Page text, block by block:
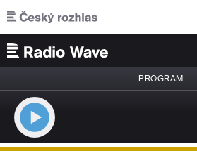
Přejít k hlavnímu obsahu
PROGRAM